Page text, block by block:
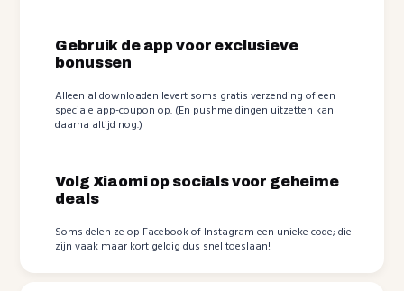
Gebruik de app voor exclusieve
bonussen
Alleen al downloaden levert soms gratis verzending of een
speciale app-coupon op. (En pushmeldingen uitzetten kan
daarna altijd nog.)
Volg Xiaomi op socials voor geheime
deals
Soms delen ze op Facebook of Instagram een unieke code; die
zijn vaak maar kort geldig dus snel toeslaan!